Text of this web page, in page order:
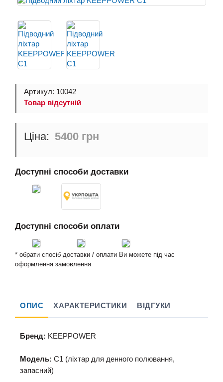
Артикул: 10042
Товар відсутній
5400 грн
Доступні способи доставки
Доступні способи оплати
* обрати спосіб доставки / оплати Ви можете під час
оформлення замовлення
ОПИС ХАРАКТЕРИСТИКИ ВІДГУКИ
Бренд: KEEPPOWER
Модель: С1 (ліхтар для денного полювання,
запасний)